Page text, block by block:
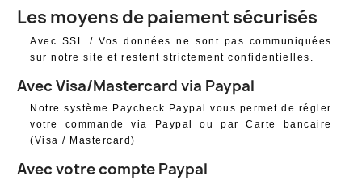
Les moyens de paiement sécurisés
Avec SSL / Vos données ne sont pas communiquées
sur notre site et restent strictement confidentielles.
Avec Visa/Mastercard via Paypal
Notre système Paycheck Paypal vous permet de régler
votre commande via Paypal ou par Carte bancaire
(Visa / Mastercard)
Avec votre compte Paypal